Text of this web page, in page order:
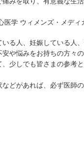
医学 ウィメンズ・メディ
る人、妊娠している人
や悩みをお持ちの方々
少しでも皆さまの参考
どがあれば、必ず医師